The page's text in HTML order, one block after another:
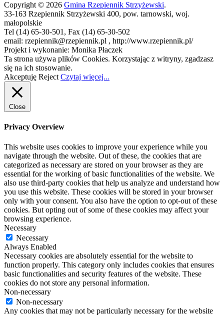
Copyright © 2026 Gmina Rzepiennik Strzyżewski.
33-163 Rzepiennik Strzyżewski 400, pow. tarnowski, woj.
małopolskie
Tel (14) 65-30-501, Fax (14) 65-30-502
email: rzepiennik@rzepiennik.pl , http://www.rzepiennik.pl/
Projekt i wykonanie: Monika Płaczek
Ta strona używa plików Cookies. Korzystając z witryny, zgadzasz
się na ich stosowanie.
Akceptuję Reject Czytaj więcej...
Close
Privacy Overview
This website uses cookies to improve your experience while you
navigate through the website. Out of these, the cookies that are
categorized as necessary are stored on your browser as they are
essential for the working of basic functionalities of the website. We
also use third-party cookies that help us analyze and understand how
you use this website. These cookies will be stored in your browser
only with your consent. You also have the option to opt-out of these
cookies. But opting out of some of these cookies may affect your
browsing experience.
Necessary
Necessary
Always Enabled
Necessary cookies are absolutely essential for the website to
function properly. This category only includes cookies that ensures
basic functionalities and security features of the website. These
cookies do not store any personal information.
Non-necessary
Non-necessary
Any cookies that may not be particularly necessary for the website